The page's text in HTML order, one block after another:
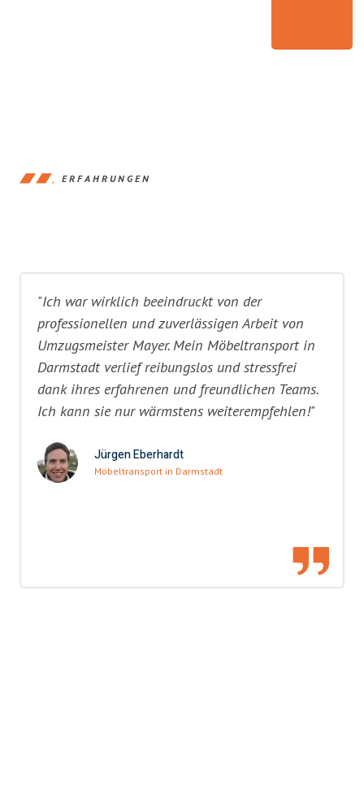
ERFAHRUNGEN
"Ich war wirklich beeindruckt von der
professionellen und zuverlässigen Arbeit von
Umzugsmeister Mayer. Mein Möbeltransport in
Darmstadt verlief reibungslos und stressfrei
dank ihres erfahrenen und freundlichen Teams.
Ich kann sie nur wärmstens weiterempfehlen!"
Jürgen Eberhardt
Möbeltransport in Darmstadt